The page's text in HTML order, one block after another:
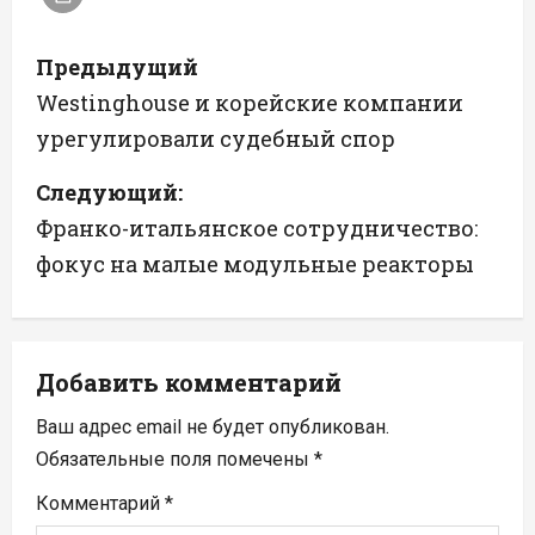
Н
а
в
и
г
а
и
я
п
Предыдущий
Westinghouse и корейские компании
урегулировали судебный спор
Следующий:
Франко-итальянское сотрудничество:
фокус на малые модульные реакторы
Добавить комментарий
Ваш адрес email не будет опубликован.
Обязательные поля помечены *
Комментарий *